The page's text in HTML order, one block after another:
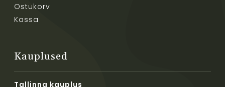
Ostukorv
Kassa
Kauplused
Tallinna kauplus